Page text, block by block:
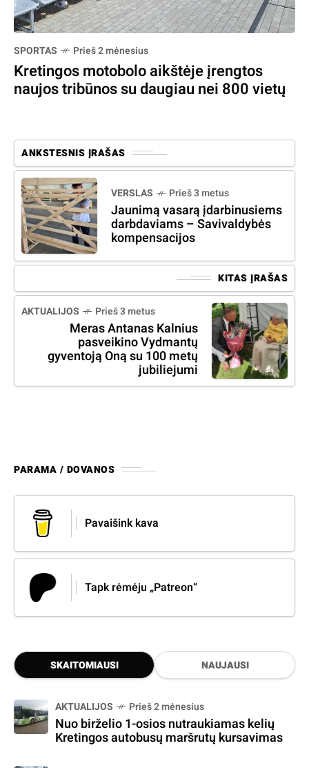
SPORTAS Prieš 2 mėnesius
Kretingos motobolo aikštėje įrengtos
naujos tribūnos su daugiau nei 800 vietų
ANKSTESNIS ĮRAŠAS
VERSLAS Prieš 3 metus
Jaunimą vasarą įdarbinusiems
darbdaviams – Savivaldybės
kompensacijos
KITAS ĮRAŠAS
AKTUALIJOS Prieš 3 metus
Meras Antanas Kalnius
pasveikino Vydmantų
gyventoją Oną su 100 metų
jubiliejumi
PARAMA / DOVANOS
Pavaišink kava
Tapk rėmėju „Patreon“
SKAITOMIAUSI NAUJAUSI
AKTUALIJOS Prieš 2 mėnesius
Nuo birželio 1-osios nutraukiamas kelių
Kretingos autobusų maršrutų kursavimas